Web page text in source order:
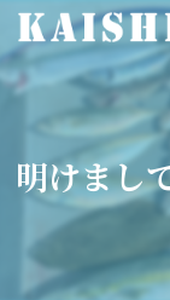
明けまし